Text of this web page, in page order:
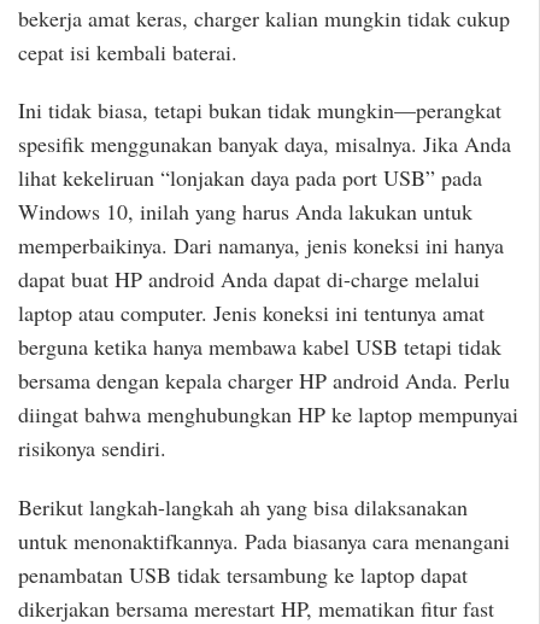
bekerja amat keras, charger kalian mungkin tidak cukup
cepat isi kembali baterai.
Ini tidak biasa, tetapi bukan tidak mungkin—perangkat
spesifik menggunakan banyak daya, misalnya. Jika Anda
lihat kekeliruan “lonjakan daya pada port USB” pada
Windows 10, inilah yang harus Anda lakukan untuk
memperbaikinya. Dari namanya, jenis koneksi ini hanya
dapat buat HP android Anda dapat di-charge melalui
laptop atau computer. Jenis koneksi ini tentunya amat
berguna ketika hanya membawa kabel USB tetapi tidak
bersama dengan kepala charger HP android Anda. Perlu
diingat bahwa menghubungkan HP ke laptop mempunyai
risikonya sendiri.
Berikut langkah-langkah ah yang bisa dilaksanakan
untuk menonaktifkannya. Pada biasanya cara menangani
penambatan USB tidak tersambung ke laptop dapat
dikerjakan bersama merestart HP, mematikan fitur fast